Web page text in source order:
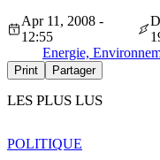
Apr 11, 2008 -
12:55
Energie,
Print Partager
LES PLUS LUS
POLITIQUE